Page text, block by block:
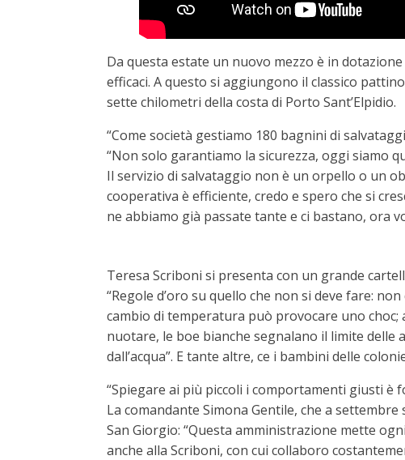
Da questa estate un nuovo mezzo è in
efficaci. A questo si aggiungono il classico
sette chilometri della costa di Porto Sant’Elpidio.
“Come società gestiamo 180 bagnini di
“Non solo garantiamo la sicurezza, oggi siamo
Il servizio di salvataggio non è un orpello o un
cooperativa è efficiente, credo e spero che si
ne abbiamo già passate tante e ci bastano, ora
Teresa Scriboni si presenta con un grande
“Regole d’oro su quello che non si deve fare:
cambio di temperatura può provocare uno
nuotare, le boe bianche segnalano il limite delle
dall’acqua”. E tante altre, ce i bambini delle
“Spiegare ai più piccoli i comportamenti giusti è
La comandante Simona Gentile, che a
San Giorgio: “Questa amministrazione mette
anche alla Scriboni, con cui collaboro